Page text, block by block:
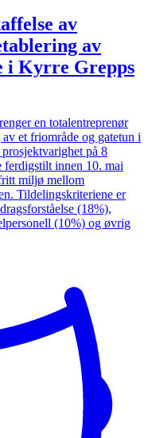
av
av
i Kyrre Grepps
en totalentreprenør
et friområde og gatetun i
på 8
ferdigstilt innen 10. mai
miljø mellom
Tildelingskriteriene er
(18%),
(10%) og øvrig